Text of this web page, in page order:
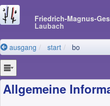
Friedrich-Magnus-
Laubach
ausgang start bo
Allgemeine